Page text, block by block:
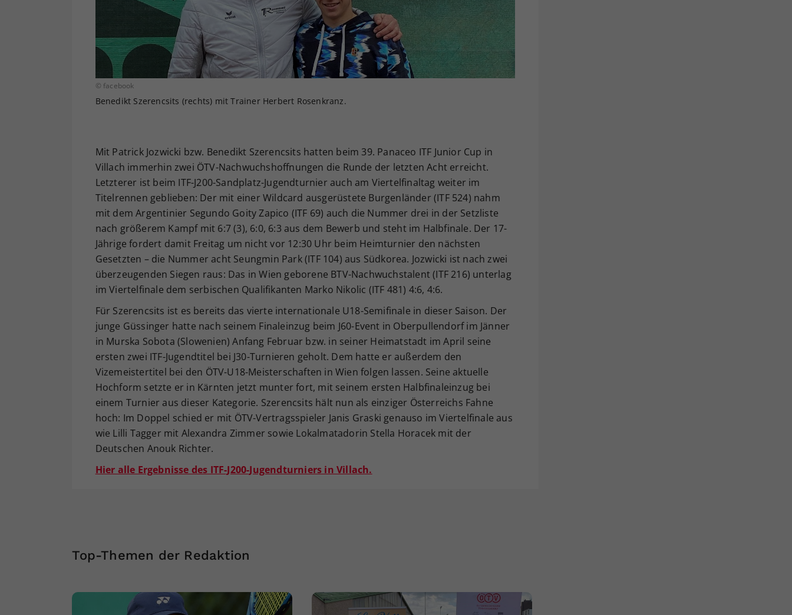
© facebook
Benedikt Szerencsits (rechts) mit Trainer Herbert Rosenkranz.
Mit Patrick Jozwicki bzw. Benedikt Szerencsits hatten beim 39. Panaceo ITF Junior Cup in
Villach immerhin zwei ÖTV-Nachwuchshoffnungen die Runde der letzten Acht erreicht.
Letzterer ist beim ITF-J200-Sandplatz-Jugendturnier auch am Viertelfinaltag weiter im
Titelrennen geblieben: Der mit einer Wildcard ausgerüstete Burgenländer (ITF 524) nahm
mit dem Argentinier Segundo Goity Zapico (ITF 69) auch die Nummer drei in der Setzliste
nach größerem Kampf mit 6:7 (3), 6:0, 6:3 aus dem Bewerb und steht im Halbfinale. Der 17-
Jährige fordert damit Freitag um nicht vor 12:30 Uhr beim Heimturnier den nächsten
Gesetzten – die Nummer acht Seungmin Park (ITF 104) aus Südkorea. Jozwicki ist nach zwei
überzeugenden Siegen raus: Das in Wien geborene BTV-Nachwuchstalent (ITF 216) unterlag
im Viertelfinale dem serbischen Qualifikanten Marko Nikolic (ITF 481) 4:6, 4:6.
Für Szerencsits ist es bereits das vierte internationale U18-Semifinale in dieser Saison. Der
junge Güssinger hatte nach seinem Finaleinzug beim J60-Event in Oberpullendorf im Jänner
in Murska Sobota (Slowenien) Anfang Februar bzw. in seiner Heimatstadt im April seine
ersten zwei ITF-Jugendtitel bei J30-Turnieren geholt. Dem hatte er außerdem den
Vizemeistertitel bei den ÖTV-U18-Meisterschaften in Wien folgen lassen. Seine aktuelle
Hochform setzte er in Kärnten jetzt munter fort, mit seinem ersten Halbfinaleinzug bei
einem Turnier aus dieser Kategorie. Szerencsits hält nun als einziger Österreichs Fahne
hoch: Im Doppel schied er mit ÖTV-Vertragsspieler Janis Graski genauso im Viertelfinale aus
wie Lilli Tagger mit Alexandra Zimmer sowie Lokalmatadorin Stella Horacek mit der
Deutschen Anouk Richter.
Hier alle Ergebnisse des ITF-J200-Jugendturniers in Villach.
Top-Themen der Redaktion
Ihrer vorgenommen Einstellungen, falls der
Webseiten-Betreiber dies eingestellt hat.